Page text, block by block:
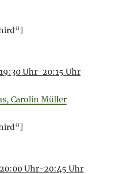
19:30 Uhr-20:15 Uhr
Carolin Müller
20:00 Uhr-20:45 Uhr